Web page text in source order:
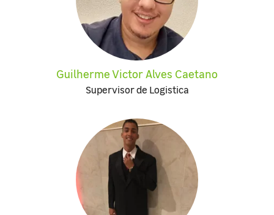
Guilherme Victor Alves Caetano
Supervisor de Logistica